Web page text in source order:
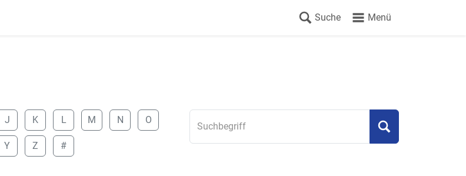
Suche Menü
J K L M N O
Y Z #
Suchbegriff